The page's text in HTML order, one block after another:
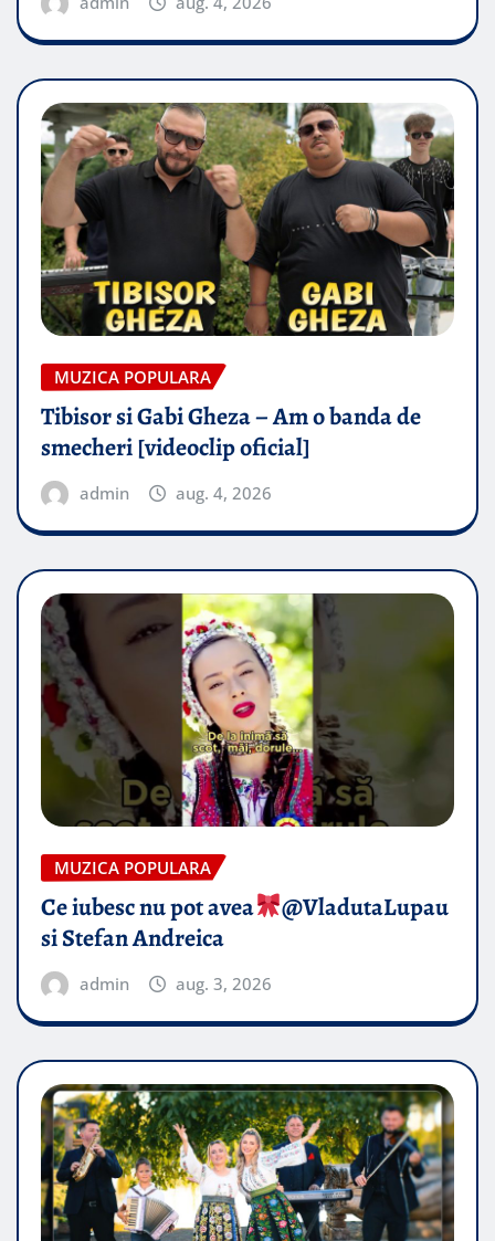
MUZICA POPULARA
Tibisor si Gabi Gheza – Am o banda de
smecheri [videoclip oficial]
admin aug. 4, 2026
MUZICA POPULARA
Ce iubesc nu pot avea
​@VladutaLupau
si Stefan Andreica
admin aug. 3, 2026